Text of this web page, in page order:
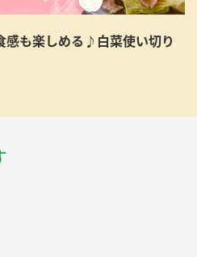
感も楽しめる♪白菜使い切り